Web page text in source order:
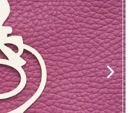
員登録